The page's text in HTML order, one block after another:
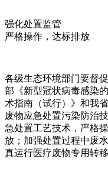
强化处置监管
严格操作，达标排放
各级生态环境部门要督
部《新型冠状病毒感染
术指南（试行）》和我
废物应急处置污染防治
急处置工艺技术，严格
放；加强处置过程中废
真运行医疗废物专用转移